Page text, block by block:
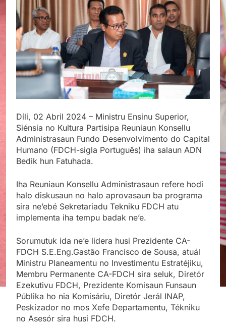
Díli, 02 Abril 2024 – Ministru Ensinu Superior,
Siénsia no Kultura Partisipa Reuniaun Konsellu
Administrasaun Fundo Desenvolvimento do Capital
Humano (FDCH-sigla Português) iha salaun ADN
Bedik hun Fatuhada.
Iha Reuniaun Konsellu Administrasaun refere hodi
halo diskusaun no halo aprovasaun ba programa
sira ne’ebé Sekretariadu Tekniku FDCH atu
implementa iha tempu badak ne’e.
Sorumutuk ida ne’e lidera husi Prezidente CA-
FDCH S.E.Eng.Gastão Francisco de Sousa, atuál
Ministru Planeamentu no Investimentu Estratéjiku,
Membru Permanente CA-FDCH sira seluk, Diretór
Ezekutivu FDCH, Prezidente Komisaun Funsaun
Públika ho nia Komisáriu, Diretór Jerál INAP,
Peskizador no mos Xefe Departamentu, Tékniku
no Asesór sira husi FDCH.